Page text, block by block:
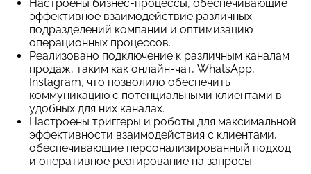
Настроены бизнес-процессы, обеспечивающие
эффективное взаимодействие различных
подразделений компании и оптимизацию
операционных процессов.
Реализовано подключение к различным каналам
продаж, таким как онлайн-чат, WhatsApp,
Instagram, что позволило обеспечить
коммуникацию с потенциальными клиентами в
удобных для них каналах.
Настроены триггеры и роботы для максимальной
эффективности взаимодействия с клиентами,
обеспечивающие персонализированный подход
и оперативное реагирование на запросы.